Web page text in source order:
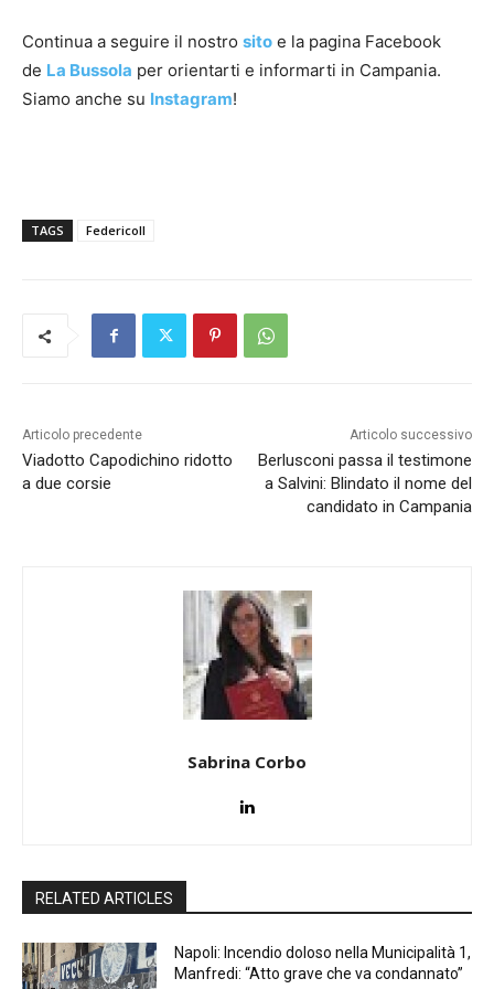
Continua a seguire il nostro sito e la pagina Facebook
de La Bussola per orientarti e informarti in Campania.
Siamo anche su Instagram!
TAGS FedericoII
Articolo precedente
Viadotto Capodichino ridotto
a due corsie
Articolo successivo
Berlusconi passa il testimone
a Salvini: Blindato il nome del
candidato in Campania
Sabrina Corbo
RELATED ARTICLES
Napoli: Incendio doloso nella Municipalità 1,
Manfredi: “Atto grave che va condannato”